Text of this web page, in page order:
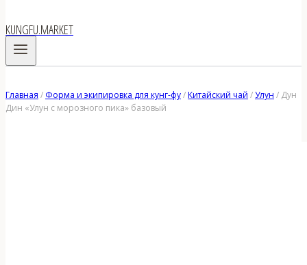
KUNGFU.MARKET
Главная / Форма и экипировка для кунг-фу/Китайский чай /Улун / Дун
Дин «Улун с морозного пика» базовый